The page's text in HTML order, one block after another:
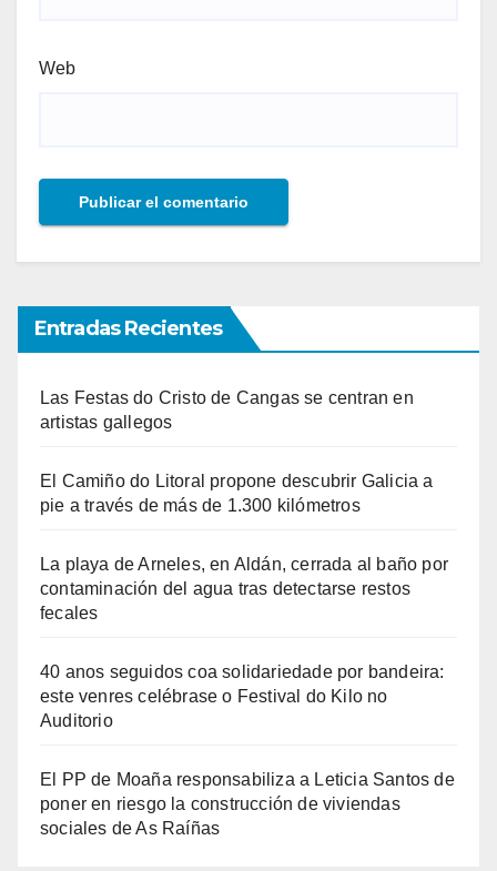
Web
Entradas Recientes
Las Festas do Cristo de Cangas se centran en
artistas gallegos
El Camiño do Litoral propone descubrir Galicia a
pie a través de más de 1.300 kilómetros
La playa de Arneles, en Aldán, cerrada al baño por
contaminación del agua tras detectarse restos
fecales
40 anos seguidos coa solidariedade por bandeira:
este venres celébrase o Festival do Kilo no
Auditorio
El PP de Moaña responsabiliza a Leticia Santos de
poner en riesgo la construcción de viviendas
sociales de As Raíñas